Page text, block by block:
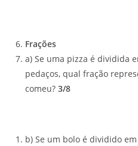
Frações
a) Se uma pizza é dividida
pedaços, qual fração
comeu?3/8
b) Se um bolo é dividido